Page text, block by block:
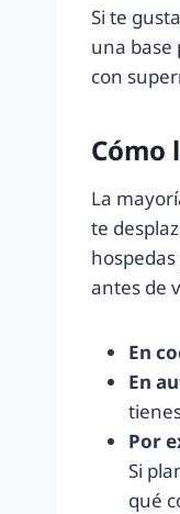
Si te
una base
con
Cómo
La
te
antes de
En
En
Por
Si
qué